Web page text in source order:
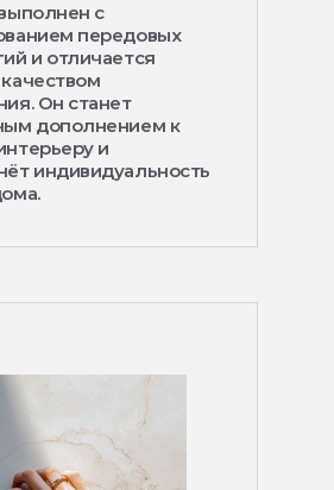
с
передовых
и отличается
Он станет
дополнением к
и
индивидуальность